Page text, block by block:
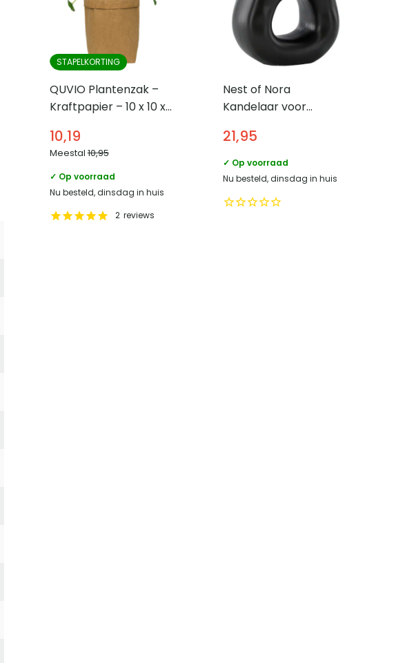
STAPELKORTING
QUVIO Plantenzak –
Kraftpapier – 10 x 10 x
10,19
Meestal10,95
✓ Op voorraad
Nu besteld, dinsdag in huis
2 reviews
Nest of Nora
Kandelaar voor
Steengoed – Zwart
21,95
✓ Op voorraad
Nu besteld, dinsdag in huis